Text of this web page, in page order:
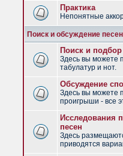
Практика
Непонятные
Поиск и обсуждение песен
Поиск и подбор
Здесь вы можете
табулатур и нот.
Обсуждение
Здесь вы можете
проигрыши - все
Исследования
песен
Здесь
приводятся